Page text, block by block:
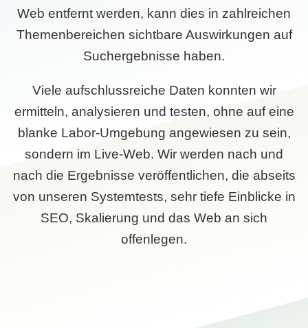
Web entfernt werden, kann dies in zahlreichen
Themenbereichen sichtbare Auswirkungen auf
Suchergebnisse haben.
Viele aufschlussreiche Daten konnten wir
ermitteln, analysieren und testen, ohne auf eine
blanke Labor-Umgebung angewiesen zu sein,
sondern im Live-Web. Wir werden nach und
nach die Ergebnisse veröffentlichen, die abseits
von unseren Systemtests, sehr tiefe Einblicke in
SEO, Skalierung und das Web an sich
offenlegen.